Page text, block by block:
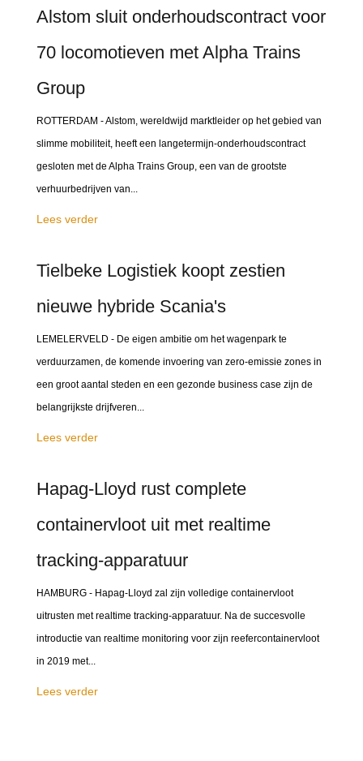
Alstom sluit onderhoudscontract voor
70 locomotieven met Alpha Trains
Group
ROTTERDAM - Alstom, wereldwijd marktleider op het gebied van
slimme mobiliteit, heeft een langetermijn-onderhoudscontract
gesloten met de Alpha Trains Group, een van de grootste
verhuurbedrijven van...
Lees verder
Tielbeke Logistiek koopt zestien
nieuwe hybride Scania's
LEMELERVELD - De eigen ambitie om het wagenpark te
verduurzamen, de komende invoering van zero-emissie zones in
een groot aantal steden en een gezonde business case zijn de
belangrijkste drijfveren...
Lees verder
Hapag-Lloyd rust complete
containervloot uit met realtime
tracking-apparatuur
HAMBURG - Hapag-Lloyd zal zijn volledige containervloot
uitrusten met realtime tracking-apparatuur. Na de succesvolle
introductie van realtime monitoring voor zijn reefercontainervloot
in 2019 met...
Lees verder